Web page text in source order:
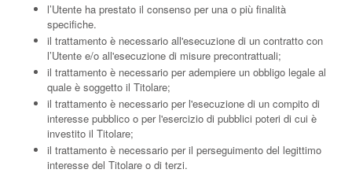
l’Utente ha prestato il consenso per una o più finalità
specifiche.
il trattamento è necessario all'esecuzione di un contratto con
l’Utente e/o all'esecuzione di misure precontrattuali;
il trattamento è necessario per adempiere un obbligo legale al
quale è soggetto il Titolare;
il trattamento è necessario per l'esecuzione di un compito di
interesse pubblico o per l'esercizio di pubblici poteri di cui è
investito il Titolare;
il trattamento è necessario per il perseguimento del legittimo
interesse del Titolare o di terzi.